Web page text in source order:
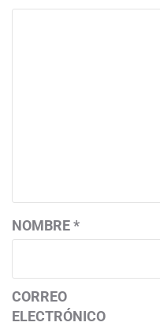
NOMBRE*
CORREO
ELECTRÓNICO